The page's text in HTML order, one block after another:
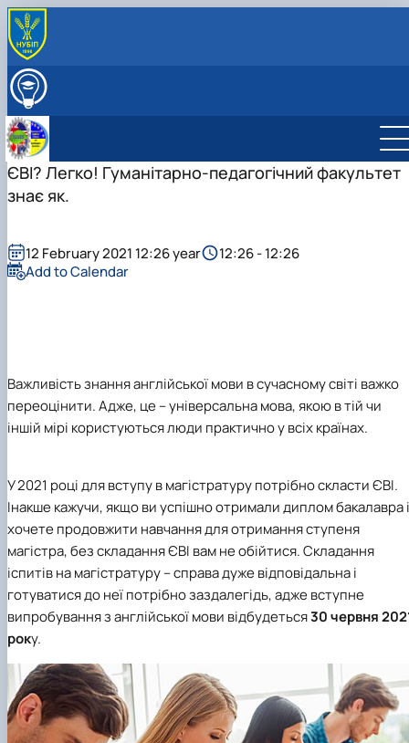
ABOUT
Career Guidance Activities
Research Laboratory pf Scientific and Technical
EDUCATION
RESEARCH
STAFF
STUDENT GROUPS
Student Scientific Club "Fundamentals of
Text Translation"
ЄВІ? Легко! Гуманітарно-педагогічний факультет
знає як.
Важливість знання англійської мови в сучасному світі важко
переоцінити. Адже, це – універсальна мова, якою в тій чи
іншій мірі користуються люди практично у всіх країнах.
У 2021 році для вступу в магістратуру потрібно скласти ЄВІ.
Інакше кажучи, якщо ви успішно отримали диплом бакалавра і
хочете продовжити навчання для отримання ступеня
магістра, без складання ЄВІ вам не обійтися. Складання
іспитів на магістратуру – справа дуже відповідальна і
готуватися до неї потрібно заздалегідь, адже вступне
випробування з англійської мови відбудеться30 червня
року.
12 February 2021 12:26 year
12:26 - 12:26
Add to Calendar